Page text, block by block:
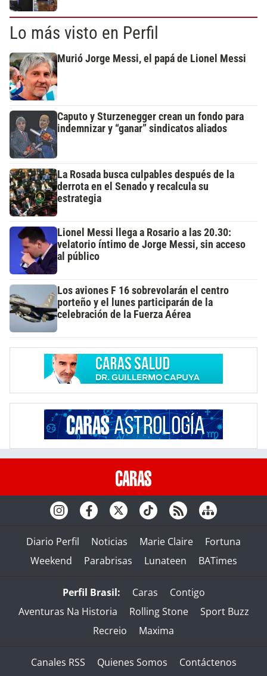
Lo más visto en Perfil
Murió Jorge Messi, el papá de Lionel Messi
Caputo y Sturzenegger crean un fondo para
indemnizar y “ganar” sindicatos aliados
La Rosada busca culpables después de la
derrota en el Senado y recalcula su
estrategia
Lionel Messi llega a Rosario a las 20.30:
velatorio íntimo de Jorge Messi, sin acceso
al público
Los aviones F 16 sobrevolarán el centro
porteño y el lunes participarán de la
celebración de la Fuerza Aérea
Diario Perfil Noticias Marie Claire
Fortuna
Weekend
Parabrisas Lunateen BATimes
Perfil Brasil: Caras
Contigo
Aventuras Na Historia
Rolling Stone
Sport Buzz
Recreio
Maxima
Canales RSS Quienes Somos
Contáctenos